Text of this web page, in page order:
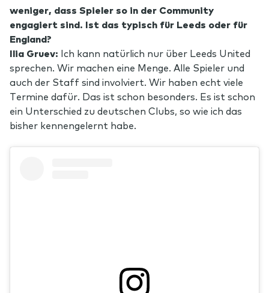
weniger, dass Spieler so in der Community
engagiert sind. Ist das typisch für Leeds oder für
England?
Ilia Gruev: Ich kann natürlich nur über Leeds United
sprechen. Wir machen eine Menge. Alle Spieler und
auch der Staff sind involviert. Wir haben echt viele
Termine dafür. Das ist schon besonders. Es ist schon
ein Unterschied zu deutschen Clubs, so wie ich das
bisher kennengelernt habe.